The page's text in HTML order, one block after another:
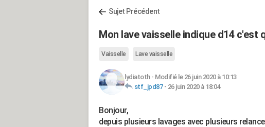
Sujet Précédent
Mon lave vaisselle indique d14 c'est
Vaisselle Lave vaisselle
lydiatoth- Modifié le 26 juin 2020 à 10:13
stf_jpd87- 26 juin 2020 à 18:04
Bonjour,
depuis plusieurs lavages avec plusieurs